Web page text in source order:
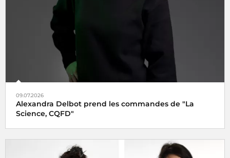
09.07.2026
Alexandra Delbot prend les commandes de "La
Science, CQFD"